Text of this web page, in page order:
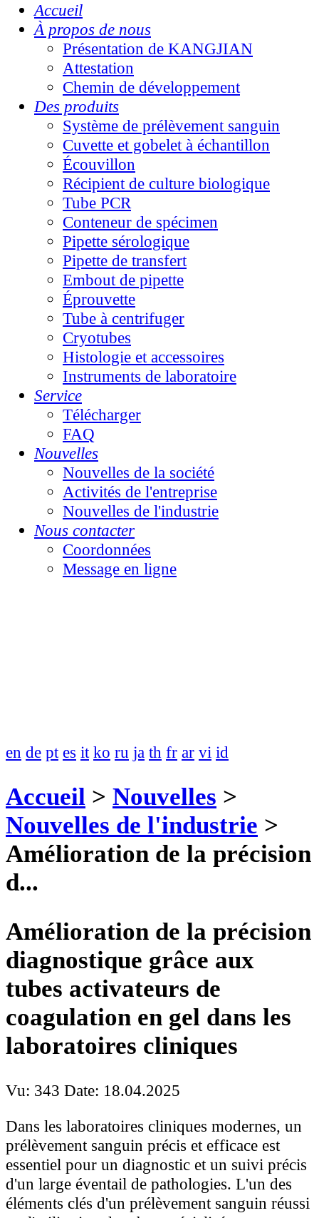
Accueil
À propos de nous
Présentation de KANGJIAN
Attestation
Chemin de développement
Des produits
Système de prélèvement sanguin
Cuvette et gobelet à échantillon
Écouvillon
Récipient de culture biologique
Tube PCR
Conteneur de spécimen
Pipette sérologique
Pipette de transfert
Embout de pipette
Éprouvette
Tube à centrifuger
Cryotubes
Histologie et accessoires
Instruments de laboratoire
Service
Télécharger
FAQ
Nouvelles
Nouvelles de la société
Activités de l'entreprise
Nouvelles de l'industrie
Nous contacter
Coordonnées
Message en ligne
en de pt es it ko ru ja th fr ar vi id
Accueil > Nouvelles >
Nouvelles de l'industrie >
Amélioration de la précision
d...
Amélioration de la précision
diagnostique grâce aux
tubes activateurs de
coagulation en gel dans les
laboratoires cliniques
Vu: 343 Date: 18.04.2025
Dans les laboratoires cliniques modernes, un
prélèvement sanguin précis et efficace est
essentiel pour un diagnostic et un suivi précis
d'un large éventail de pathologies. L'un des
éléments clés d'un prélèvement sanguin réussi